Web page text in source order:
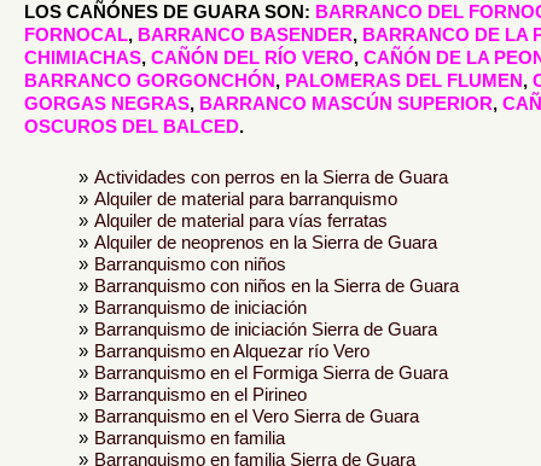
LOS CAÑÓNES DE GUARA SON: BARRANCO DEL
FORNOCAL, BARRANCO BASENDER, BARRANCO DE LA
CHIMIACHAS, CAÑÓN DEL RÍO VERO, CAÑÓN DE LA
BARRANCO GORGONCHÓN , PALOMERAS DEL FLUMEN ,
GORGAS NEGRAS, BARRANCO MASCÚN SUPERIOR,
OSCUROS DEL BALCED.
Actividades con perros en la Sierra de Guara
Alquiler de material para barranquismo
Alquiler de material para vías ferratas
Alquiler de neoprenos en la Sierra de Guara
Barranquismo con niños
Barranquismo con niños en la Sierra de Guara
Barranquismo de iniciación
Barranquismo de iniciación Sierra de Guara
Barranquismo en Alquezar río Vero
Barranquismo en el Formiga Sierra de Guara
Barranquismo en el Pirineo
Barranquismo en el Vero Sierra de Guara
Barranquismo en familia
Barranquismo en familia Sierra de Guara